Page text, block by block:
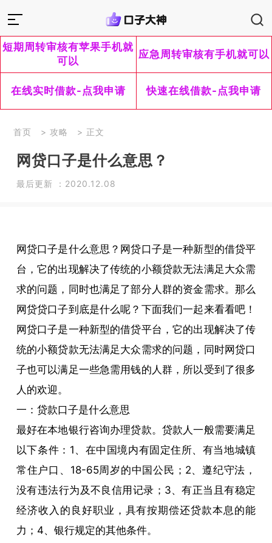
短期周转审核有苹果手机就
可以
应急周转审核有手机就可以
在线实时借款-点我申请 快速在线借款-点我申请
首页 > 攻略 > 正文
网贷口子是什么意思？
最后更新 ：2020.12.08
网贷口子是什么意思？网贷口子是一种新型的借贷平
台，它的出现解决了传统的小额贷款无法满足大众需
求的问题，同时也满足了部分人群的资金需求。那么
网贷贷口子到底是什么呢？下面我们一起来看看吧！
网贷口子是一种新型的借贷平台，它的出现解决了传
统的小额贷款无法满足大众需求的问题，同时网贷口
子也可以满足一些急需用钱的人群，所以受到了很多
人的欢迎。
一：贷款口子是什么意思
最好在本地银行咨询办理贷款。贷款人一般需要满足
以下条件：1、在中国境内有固定住所、有当地城镇
常住户口、18-65周岁的中国公民；2、遵纪守法，
没有违法行为及不良信用记录；3、有正当且有稳定
经济收入的良好职业，具有按期偿还贷款本息的能
力；4、银行规定的其他条件。